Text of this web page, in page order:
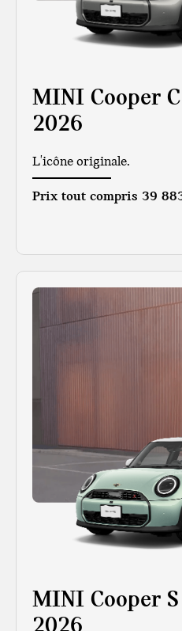
MINI Cooper
2026
L'icône originale.
Prix tout compris 39
MINI Cooper